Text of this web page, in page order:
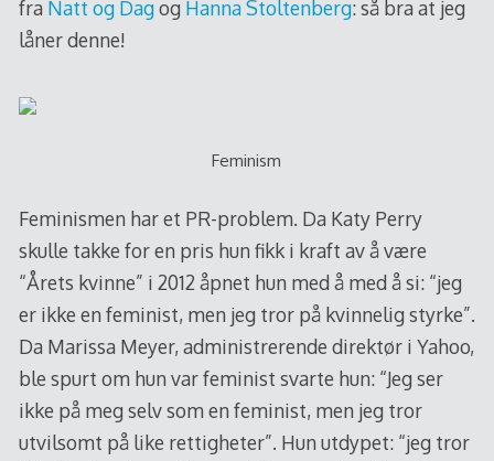
fra Natt og Dagog Hanna Stoltenberg: så bra at jeg
låner denne!
Feminism
Feminismen har et PR-problem. Da Katy Perry
skulle takke for en pris hun fikk i kraft av å være
“Årets kvinne” i 2012 åpnet hun med å med å si: “jeg
er ikke en feminist, men jeg tror på kvinnelig styrke”.
Da Marissa Meyer, administrerende direktør i Yahoo,
ble spurt om hun var feminist svarte hun: “Jeg ser
ikke på meg selv som en feminist, men jeg tror
utvilsomt på like rettigheter”. Hun utdypet: “jeg tror